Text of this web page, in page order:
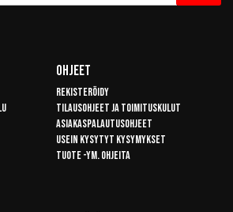
Ohjeet
Rekisteröidy
Tilausohjeet ja toimituskulut
Asiakaspalautusohjeet
Usein kysytyt kysymykset
Tuote -ym. ohjeita